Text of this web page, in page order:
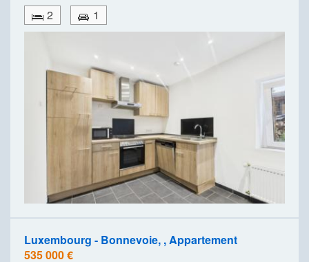
2 1
Luxembourg - Bonnevoie, , Appartement
535 000 €